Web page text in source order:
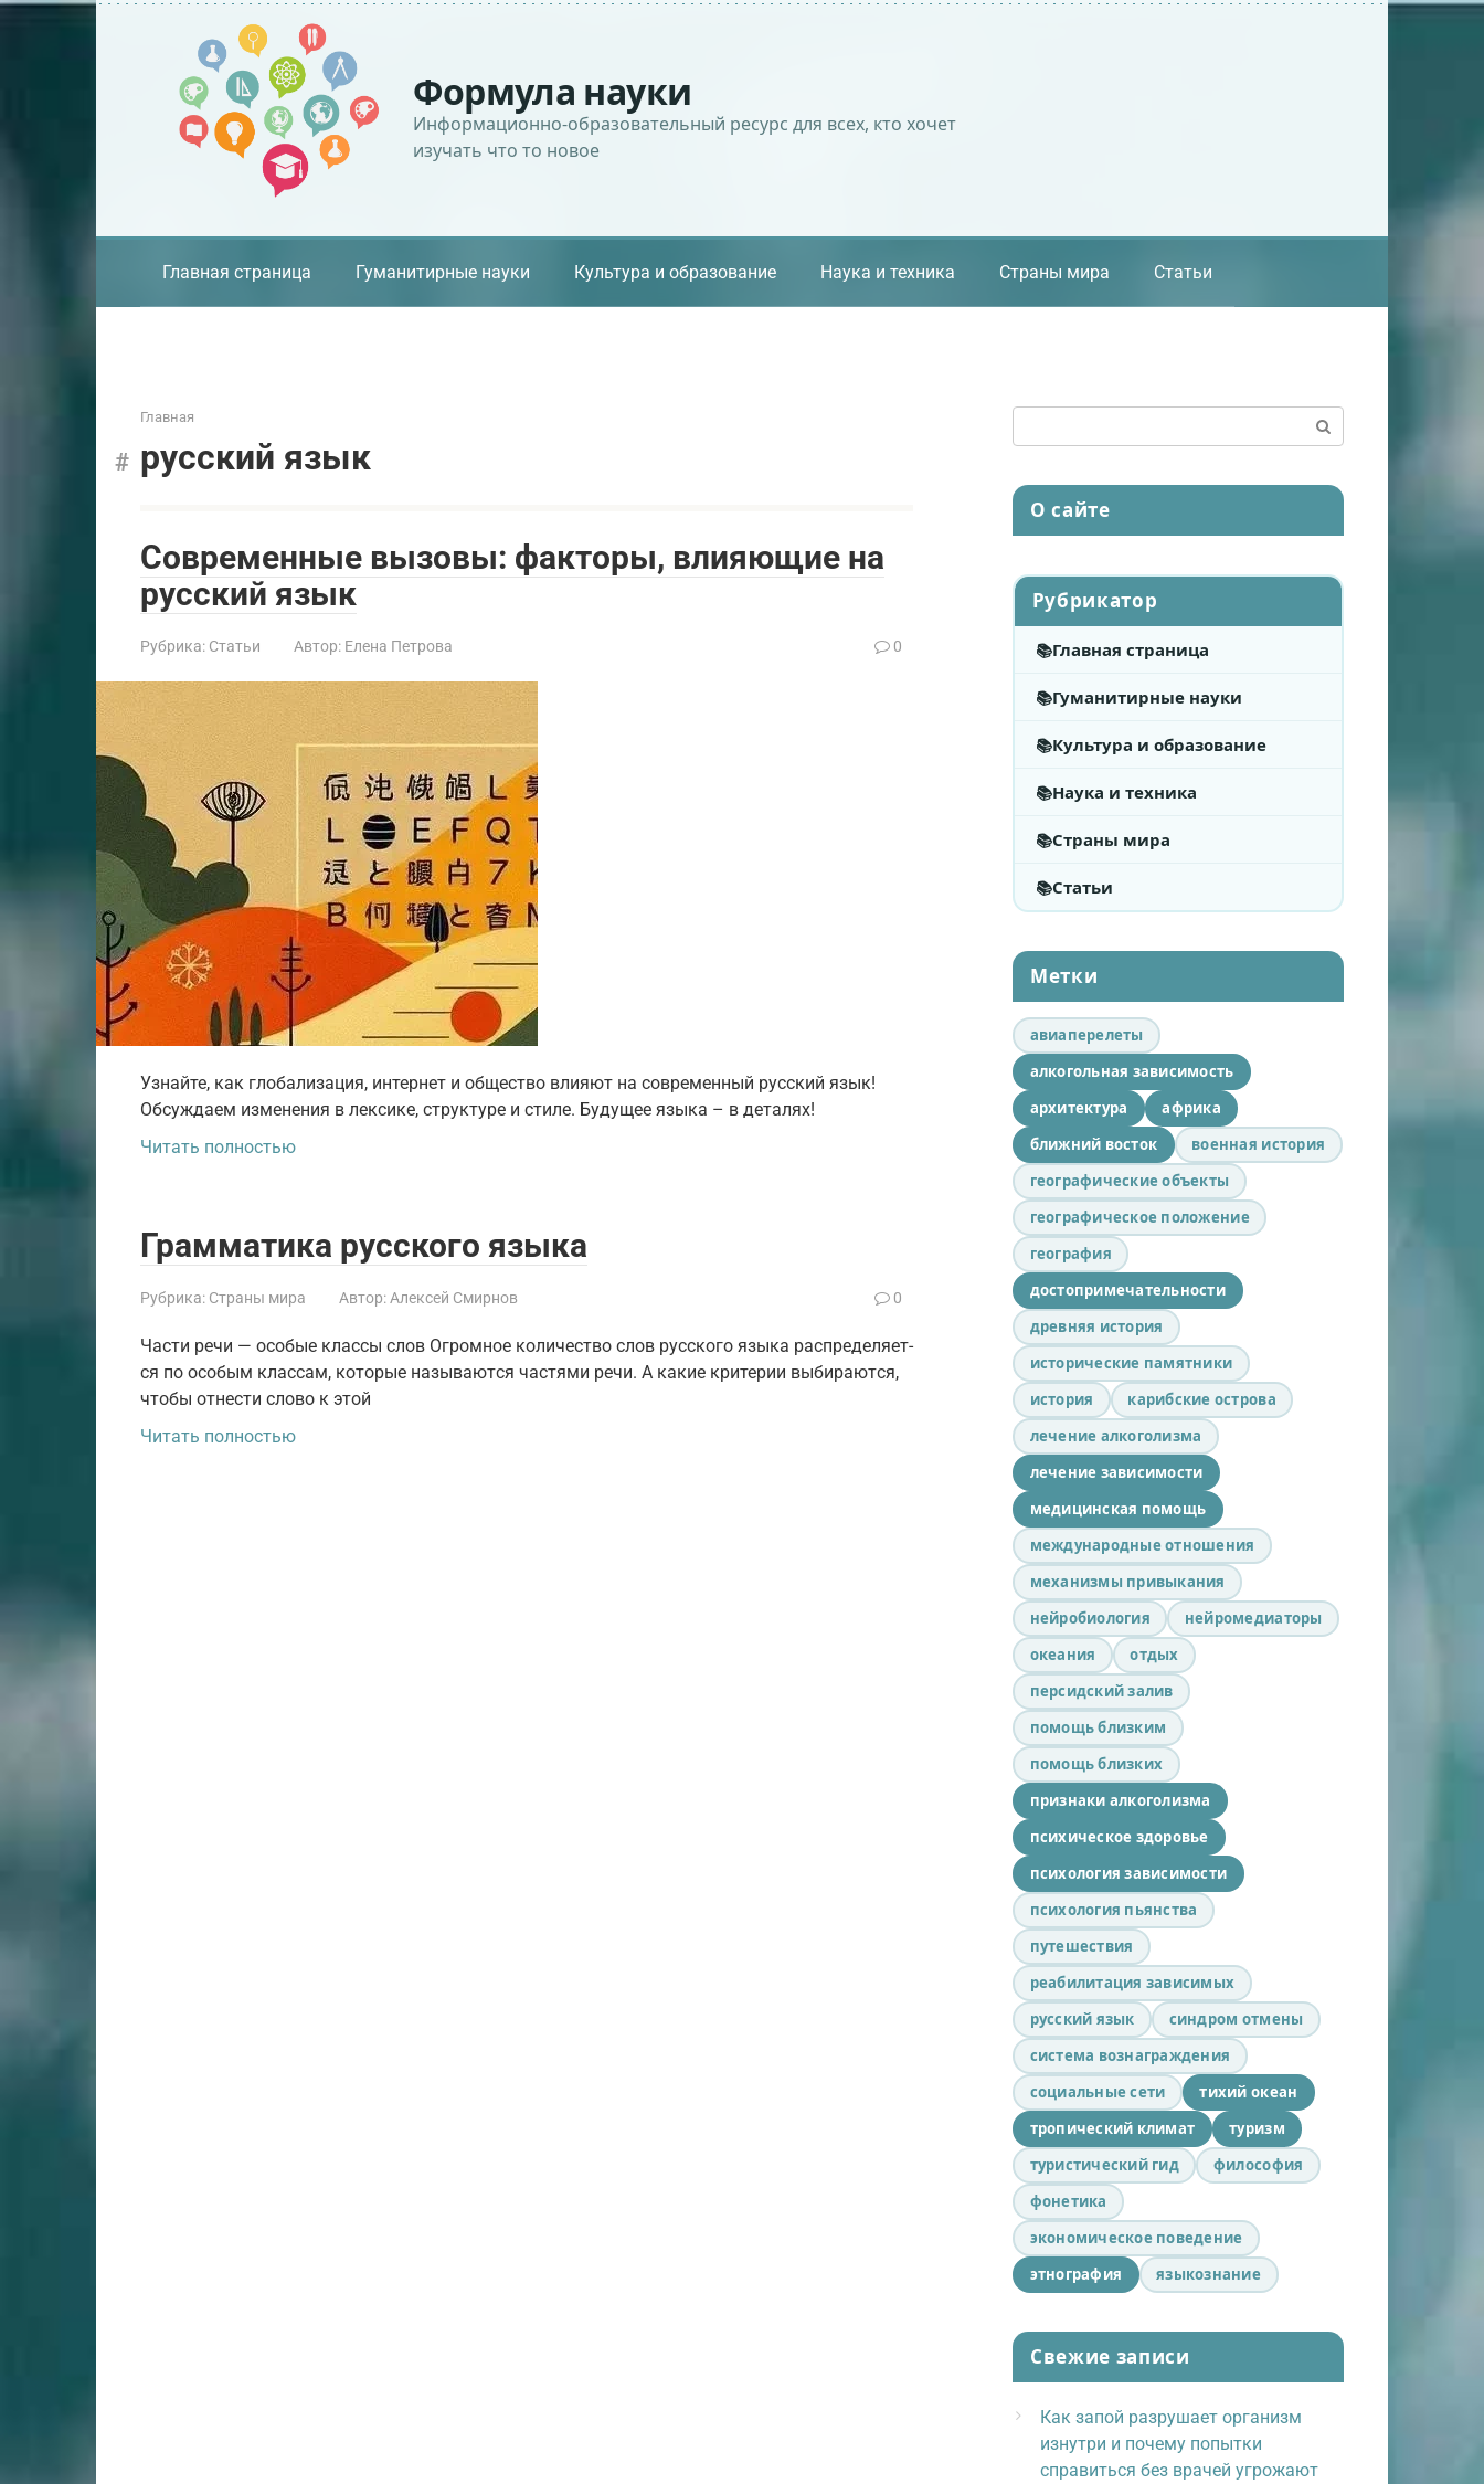
Перейти
Формула науки
Информационно-образовательный ресурс для всех, кто хочет
изучать что то новое
Главная страница Гуманитирные науки Культура и образование Наука и техника Страны мира Статьи
Главная
русский язык
Современные вызовы: факторы, влияющие на
русский язык
Рубрика: Статьи Автор: Елена Петрова 0
Узнайте, как глобализация, интернет и общество влияют на современный русский язык!
Обсуждаем изменения в лексике, структуре и стиле. Будущее языка – в деталях!
Читать полностью
Грамматика русского языка
Рубрика: Страны мира Автор: Алексей Смирнов 0
Части речи — особые классы слов Огромное коли­че­ство слов рус­ско­го язы­ка рас­пре­де­ля­ет­
ся по осо­бым клас­сам, кото­рые назы­ва­ют­ся частя­ми речи. А какие кри­те­рии выби­ра­ют­ся,
что­бы отне­сти сло­во к этой
Читать полностью
О сайте
Рубрикатор
Главная страница
Гуманитирные науки
Культура и образование
Наука и техника
Страны мира
Статьи
Метки
авиаперелеты
алкогольная зависимость
архитектура
африка
ближний восток
военная история
географические объекты
географическое положение
география
достопримечательности
древняя история
исторические памятники
история
карибские острова
лечение алкоголизма
лечение зависимости
медицинская помощь
международные отношения
механизмы привыкания
нейробиология
нейромедиаторы
океания
отдых
персидский залив
помощь близким
помощь близких
признаки алкоголизма
психическое здоровье
психология зависимости
психология пьянства
путешествия
реабилитация зависимых
русский язык
синдром отмены
система вознаграждения
социальные сети
тихий океан
тропический климат
туризм
туристический гид
философия
фонетика
экономическое поведение
этнография
языкознание
Свежие записи
Как запой разрушает организм
изнутри и почему попытки
справиться без врачей угрожают